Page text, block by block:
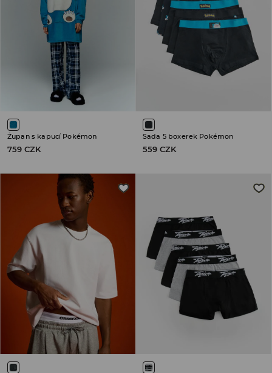
Župan s kapucí Pokémon
759 CZK
Sada 5 boxerek Pokémon
559 CZK